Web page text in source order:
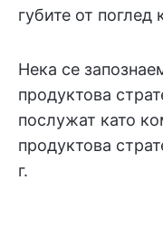
губите от поглед
Нека се
продуктова
послужат като
продуктова
г.